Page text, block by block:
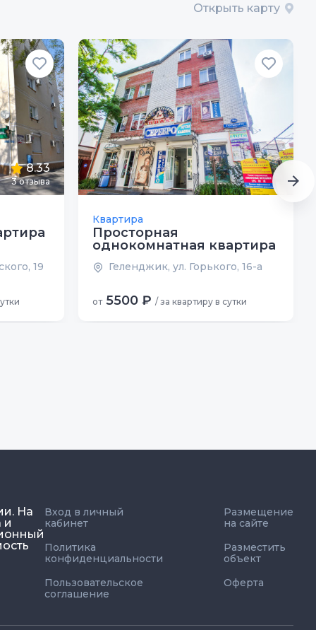
Открыть карту
8.33
3отзыва
19
Квартира
Просторная
однокомнатная квартира
Геленджик, ул. Горького, 16-а
от 5500 ₽ / за квартиру в сутки
На
и
Вход в личный
кабинет
Политика
конфиденциальности
Пользовательское
соглашение
Размещение
на сайте
Разместить
объект
Оферта